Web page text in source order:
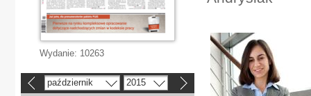
Wydanie: 10263
październik 2015